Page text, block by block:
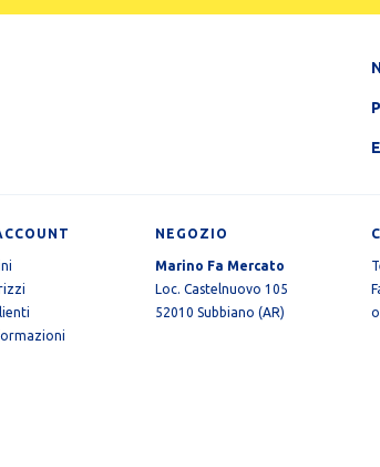
NEGOZIO
Marino Fa Mercato
Loc. Castelnuovo 105
52010 Subbiano (AR)